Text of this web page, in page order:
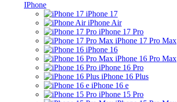
IPhone
iPhone 17
iPhone Air
iPhone 17 Pro
iPhone 17 Pro Max
iPhone 16
iPhone 16 Pro Max
iPhone 16 Pro
iPhone 16 Plus
iPhone 16 e
iPhone 15 Pro